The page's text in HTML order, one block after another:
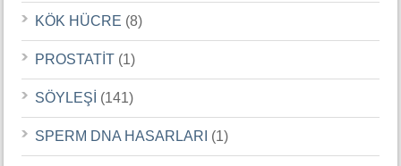
KÖK HÜCRE (8)
PROSTATİT (1)
SÖYLEŞİ (141)
SPERM DNA HASARLARI (1)